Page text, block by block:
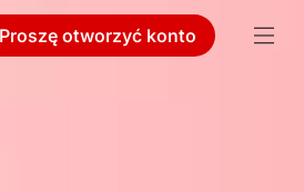
Proszę otworzyć konto